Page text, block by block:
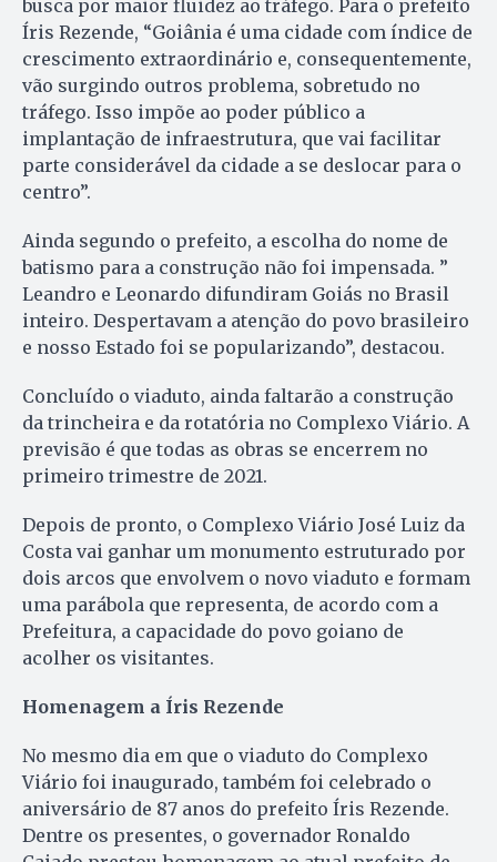
busca por maior fluidez ao tráfego. Para o prefeito
Íris Rezende, “Goiânia é uma cidade com índice de
crescimento extraordinário e, consequentemente,
vão surgindo outros problema, sobretudo no
tráfego. Isso impõe ao poder público a
implantação de infraestrutura, que vai facilitar
parte considerável da cidade a se deslocar para o
centro”.
Ainda segundo o prefeito, a escolha do nome de
batismo para a construção não foi impensada. ”
Leandro e Leonardo difundiram Goiás no Brasil
inteiro. Despertavam a atenção do povo brasileiro
e nosso Estado foi se popularizando”, destacou.
Concluído o viaduto, ainda faltarão a construção
da trincheira e da rotatória no Complexo Viário. A
previsão é que todas as obras se encerrem no
primeiro trimestre de 2021.
Depois de pronto, o Complexo Viário José Luiz da
Costa vai ganhar um monumento estruturado por
dois arcos que envolvem o novo viaduto e formam
uma parábola que representa, de acordo com a
Prefeitura, a capacidade do povo goiano de
acolher os visitantes.
Homenagem a Íris Rezende
No mesmo dia em que o viaduto do Complexo
Viário foi inaugurado, também foi celebrado o
aniversário de 87 anos do prefeito Íris Rezende.
Dentre os presentes, o governador Ronaldo